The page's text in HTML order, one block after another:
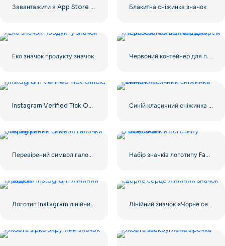
Блакитна сніжинка значок
Еко значок продукту значок
Лінійний значок «Чорне серце» – 2